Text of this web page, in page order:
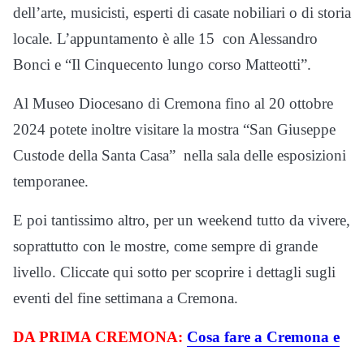
dell’arte, musicisti, esperti di casate nobiliari o di storia
locale. L’appuntamento è alle 15 con Alessandro
Bonci e “Il Cinquecento lungo corso Matteotti”.
Al Museo Diocesano di Cremona fino al 20 ottobre
2024 potete inoltre visitare la mostra “San Giuseppe
Custode della Santa Casa” nella sala delle esposizioni
temporanee.
E poi tantissimo altro, per un weekend tutto da vivere,
soprattutto con le mostre, come sempre di grande
livello. Cliccate qui sotto per scoprire i dettagli sugli
eventi del fine settimana a Cremona.
DA PRIMA CREMONA: Cosa fare a Cremona e